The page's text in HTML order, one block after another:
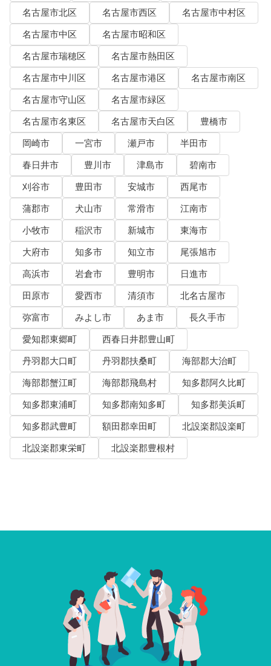
名古屋市北区
名古屋市西区
名古屋市中村区
名古屋市中区
名古屋市昭和区
名古屋市瑞穂区
名古屋市熱田区
名古屋市中川区
名古屋市港区
名古屋市南区
名古屋市守山区
名古屋市緑区
名古屋市名東区
名古屋市天白区
豊橋市
岡崎市
一宮市 瀬戸市
半田市
春日井市
豊川市 津島市
碧南市
刈谷市
豊田市 安城市
西尾市
蒲郡市
犬山市 常滑市
江南市
小牧市
稲沢市 新城市
東海市
大府市
知多市 知立市
尾張旭市
高浜市
岩倉市 豊明市
日進市
田原市
愛西市 清須市
北名古屋市
弥富市
みよし市 あま市
長久手市
愛知郡東郷町
西春日井郡豊山町
丹羽郡大口町
丹羽郡扶桑町
海部郡大治町
海部郡蟹江町
海部郡飛島村
知多郡阿久比町
知多郡東浦町
知多郡南知多町
知多郡美浜町
知多郡武豊町
額田郡幸田町
北設楽郡設楽町
北設楽郡東栄町
北設楽郡豊根村